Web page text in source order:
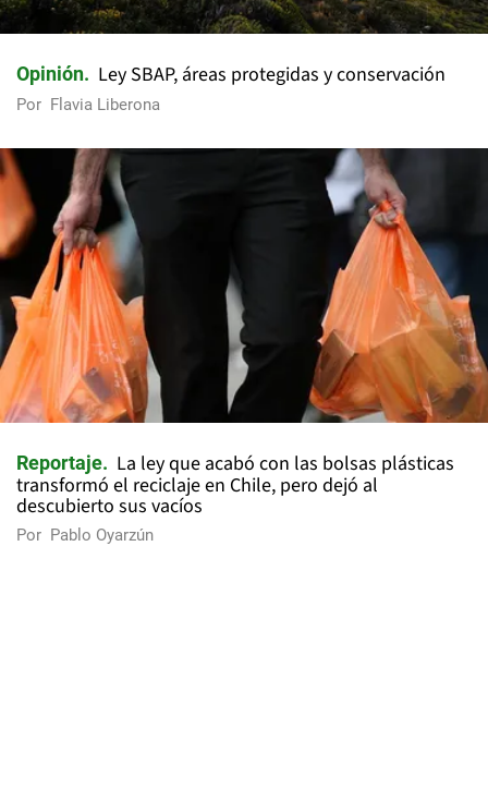
Opinión Ley SBAP, áreas protegidas y conservación
Por Flavia Liberona
Reportaje
La ley que acabó con las bolsas plásticas
transformó el reciclaje en Chile, pero dejó al
descubierto sus vacíos
Por Pablo Oyarzún